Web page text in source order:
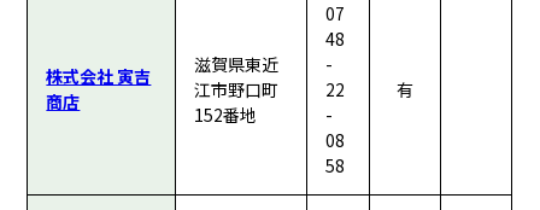
株式会社 寅吉
商店
滋賀県東近
江市野口町
152番地
07
48
-
22
-
08
58
有